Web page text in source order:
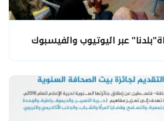
عبر اليوتيوب والفيسبوك